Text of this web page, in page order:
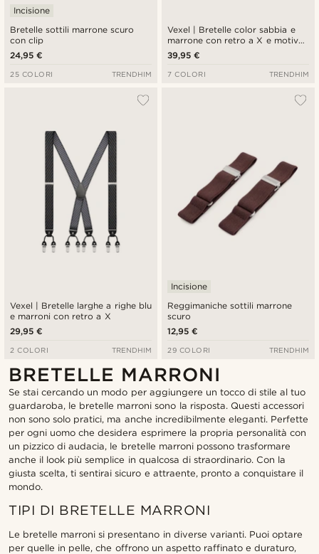
Bretelle sottili marrone scuro
con clip
Incisione
24,95 €
25 COLORI TRENDHIM
Vexel | Bretelle color sabbia e
marrone con retro a X e motivo
a rombi
39,95 €
7 COLORI TRENDHIM
Vexel | Bretelle larghe a righe blu
e marroni con retro a X
29,95 €
2 COLORI TRENDHIM
Reggimaniche sottili marrone
scuro
Incisione
12,95 €
29 COLORI TRENDHIM
BRETELLE MARRONI
Se stai cercando un modo per aggiungere un tocco di stile al tuo
guardaroba, le bretelle marroni sono la risposta. Questi accessori
non sono solo pratici, ma anche incredibilmente eleganti. Perfette
per ogni uomo che desidera esprimere la propria personalità con
un pizzico di audacia, le bretelle marroni possono trasformare
anche il look più semplice in qualcosa di straordinario. Con la
giusta scelta, ti sentirai sicuro e attraente, pronto a conquistare il
mondo.
TIPI DI BRETELLE MARRONI
Le bretelle marroni si presentano in diverse varianti. Puoi optare
per quelle in pelle, che offrono un aspetto raffinato e duraturo,